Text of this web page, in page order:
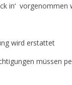
in‘ vorgenommen
wird erstattet
müssen